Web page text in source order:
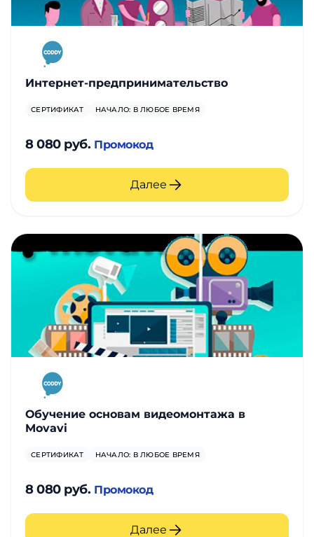
Интернет-предпринимательство
СЕРТИФИКАТ НАЧАЛО: В ЛЮБОЕ ВРЕМЯ
8 080 руб. Промокод
Далее
Обучение основам видеомонтажа в
Movavi
СЕРТИФИКАТ НАЧАЛО: В ЛЮБОЕ ВРЕМЯ
8 080 руб. Промокод
Далее